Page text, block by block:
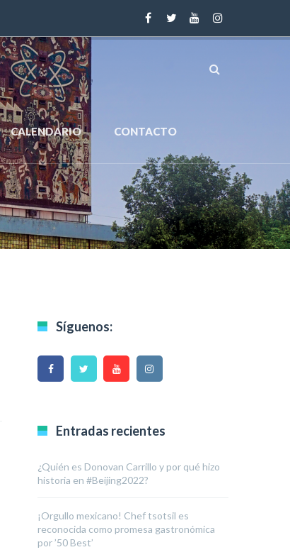
CALENDARIO CONTACTO
Síguenos:
Entradas recientes
¿Quién es Donovan Carrillo y por qué hizo
historia en #Beijing2022?
¡Orgullo mexicano! Chef tsotsil es
reconocida como promesa gastronómica
por ’50 Best’